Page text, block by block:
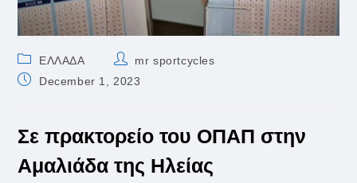
Post
category:
ΕΛΛΑΔΑ
Postmr sportcycles
PostDecember 1, 2023
Σε πρακτορείο του ΟΠΑΠ στην
Αμαλιάδα της Ηλείας